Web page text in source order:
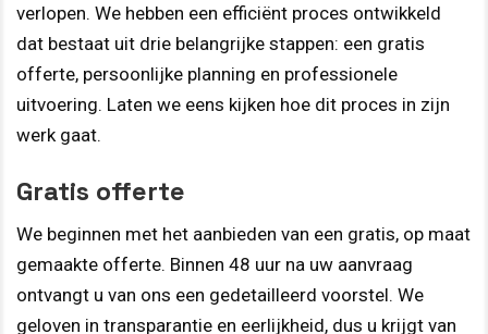
verlopen. We hebben een efficiënt proces ontwikkeld
dat bestaat uit drie belangrijke stappen: een gratis
offerte, persoonlijke planning en professionele
uitvoering. Laten we eens kijken hoe dit proces in zijn
werk gaat.
Gratis offerte
We beginnen met het aanbieden van een gratis, op maat
gemaakte offerte. Binnen 48 uur na uw aanvraag
ontvangt u van ons een gedetailleerd voorstel. We
geloven in transparantie en eerlijkheid, dus u krijgt van